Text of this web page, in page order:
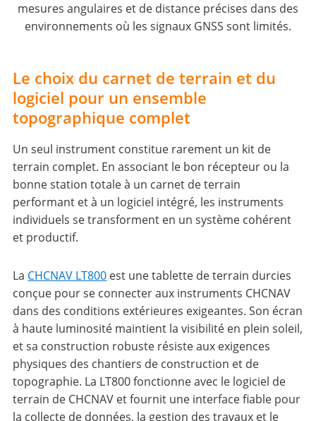
mesures angulaires et de distance précises dans des
environnements où les signaux GNSS sont limités.
Le choix du carnet de terrain et du
logiciel pour un ensemble
topographique complet
Un seul instrument constitue rarement un kit de
terrain complet. En associant le bon récepteur ou la
bonne station totale à un carnet de terrain
performant et à un logiciel intégré, les instruments
individuels se transforment en un système cohérent
et productif.
La CHCNAV LT800 est une tablette de terrain durcies
conçue pour se connecter aux instruments CHCNAV
dans des conditions extérieures exigeantes. Son écran
à haute luminosité maintient la visibilité en plein soleil,
et sa construction robuste résiste aux exigences
physiques des chantiers de construction et de
topographie. La LT800 fonctionne avec le logiciel de
terrain de CHCNAV et fournit une interface fiable pour
la collecte de données, la gestion des travaux et le